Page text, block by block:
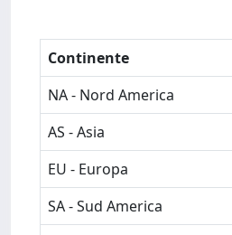
Continente
NA - Nord America
AS - Asia
EU - Europa
SA - Sud America